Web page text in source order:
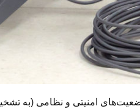
امنیتی و نظامی (به